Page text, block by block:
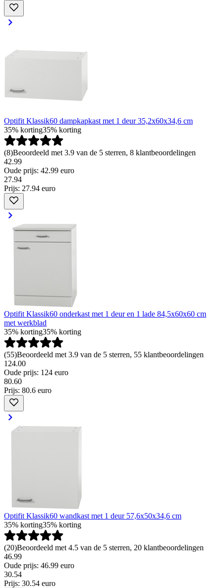
Optifit Klassik60 dampkapkast met 1 deur 35,2x60x34,6 cm
35% korting35% korting
(8)Beoordeeld met 3.9 van de 5 sterren, 8 klantbeoordelingen
42.99
Oude prijs: 42.99 euro
27.94
Prijs: 27.94 euro
Optifit Klassik60 onderkast met 1 deur en 1 lade 84,5x60x60 cm
met werkblad
35% korting35% korting
(55)Beoordeeld met 3.9 van de 5 sterren, 55 klantbeoordelingen
124.00
Oude prijs: 124 euro
80.60
Prijs: 80.6 euro
Optifit Klassik60 wandkast met 1 deur 57,6x50x34,6 cm
35% korting35% korting
(20)Beoordeeld met 4.5 van de 5 sterren, 20 klantbeoordelingen
46.99
Oude prijs: 46.99 euro
30.54
Prijs: 30.54 euro